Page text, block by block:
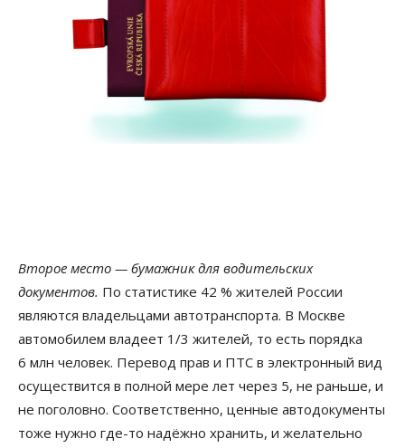
Второе место — бумажник для водительских
документов. По статистике 42 % жителей России
являются владельцами автотранспорта. В Москве
автомобилем владеет 1/3 жителей, то есть порядка
6 млн человек. Перевод прав и ПТС в электронный вид
осуществится в полной мере лет через 5, не раньше, и
не поголовно. Соответственно, ценные автодокументы
тоже нужно где-то надёжно хранить, и желательно